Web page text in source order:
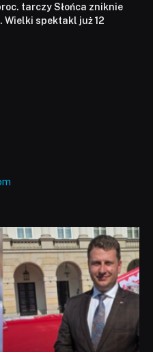
tarczy Słońca zniknie
Wielki spektakl już 12